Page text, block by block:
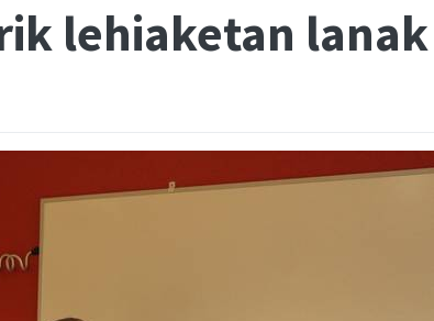
lehiaketan